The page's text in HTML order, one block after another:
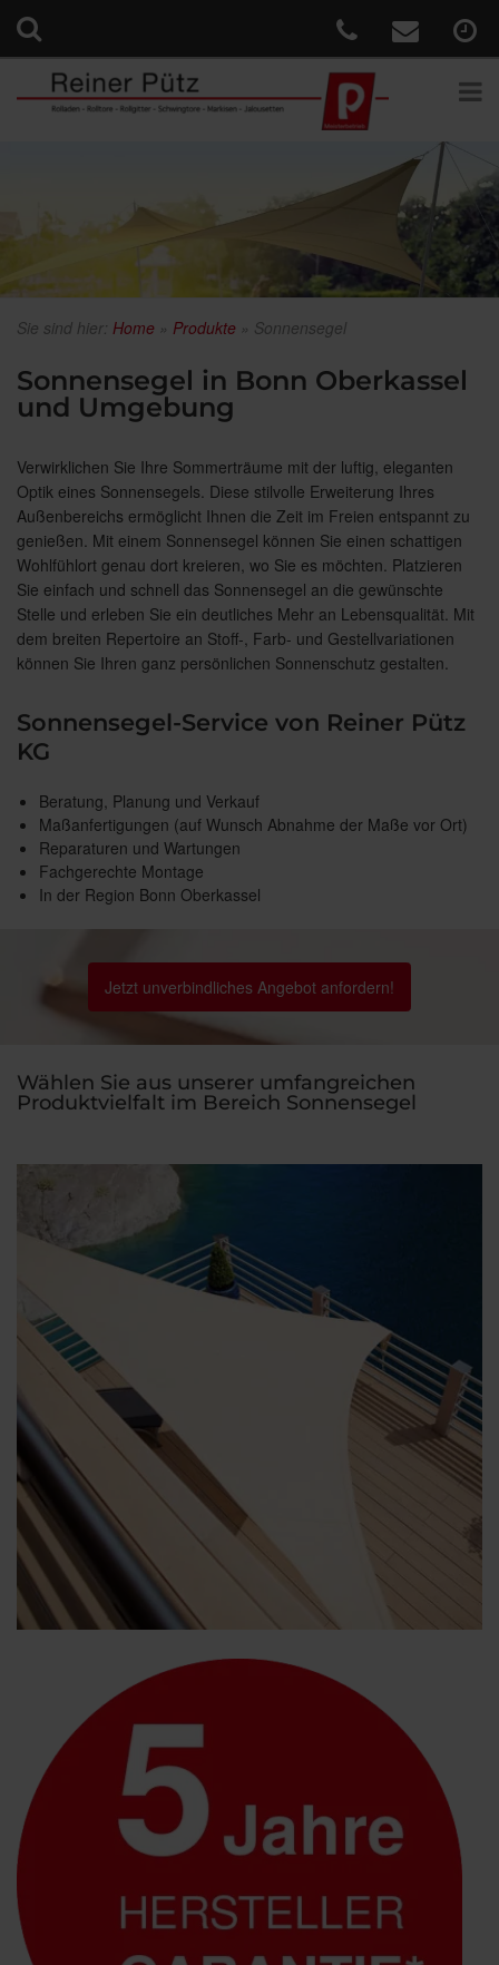
Sie sind hier: Home » Produkte » Sonnensegel
Sonnensegel in Bonn Oberkassel
und Umgebung
Verwirklichen Sie Ihre Sommerträume mit der luftig, eleganten
Optik eines Sonnensegels. Diese stilvolle Erweiterung Ihres
Außenbereichs ermöglicht Ihnen die Zeit im Freien entspannt zu
genießen. Mit einem Sonnensegel können Sie einen schattigen
Wohlfühlort genau dort kreieren, wo Sie es möchten. Platzieren
Sie einfach und schnell das Sonnensegel an die gewünschte
Stelle und erleben Sie ein deutliches Mehr an Lebensqualität. Mit
dem breiten Repertoire an Stoff-, Farb- und Gestellvariationen
können Sie Ihren ganz persönlichen Sonnenschutz gestalten.
Sonnensegel-Service von Reiner Pütz
KG
Beratung, Planung und Verkauf
Maßanfertigungen (auf Wunsch Abnahme der Maße vor Ort)
Reparaturen und Wartungen
Fachgerechte Montage
In der Region Bonn Oberkassel
Jetzt unverbindliches Angebot anfordern!
Wählen Sie aus unserer umfangreichen
Produktvielfalt im Bereich Sonnensegel